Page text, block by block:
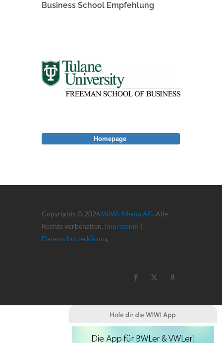
Business School Empfehlung
Copyrights © 2026 WiWi-Media AG. Alle
Rechte vorbehalten. Impressum |
Datenschutzerkärung
Homepage